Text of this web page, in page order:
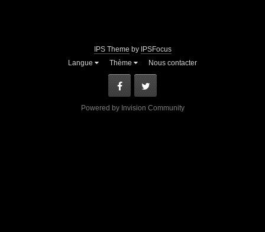
IPS Theme by IPSFocus
Langue
Thème Nous contacter
Facebook
Powered by Invision Community